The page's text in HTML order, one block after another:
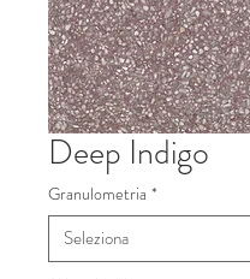
Deep Indigo
Granulometria *